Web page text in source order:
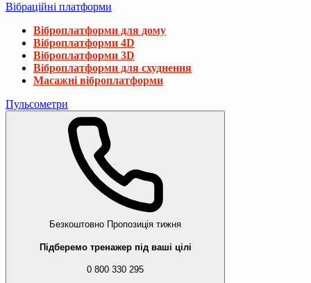
Вібраційні платформи
Віброплатформи для дому
Віброплатформи 4D
Віброплатформи 3D
Віброплатформи для схуднення
Масажні віброплатформи
Пульсометри
Безкоштовно Пропозиція тижня
Підберемо тренажер під ваші цілі
0 800 330 295